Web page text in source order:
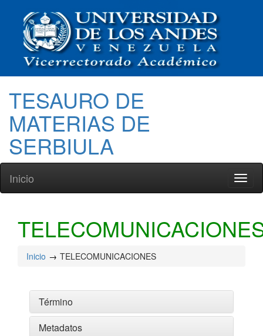
TESAURO DE
MATERIAS DE
SERBIULA
Inicio
Inicio TELECOMUNICACIONES
Término
Metadatos